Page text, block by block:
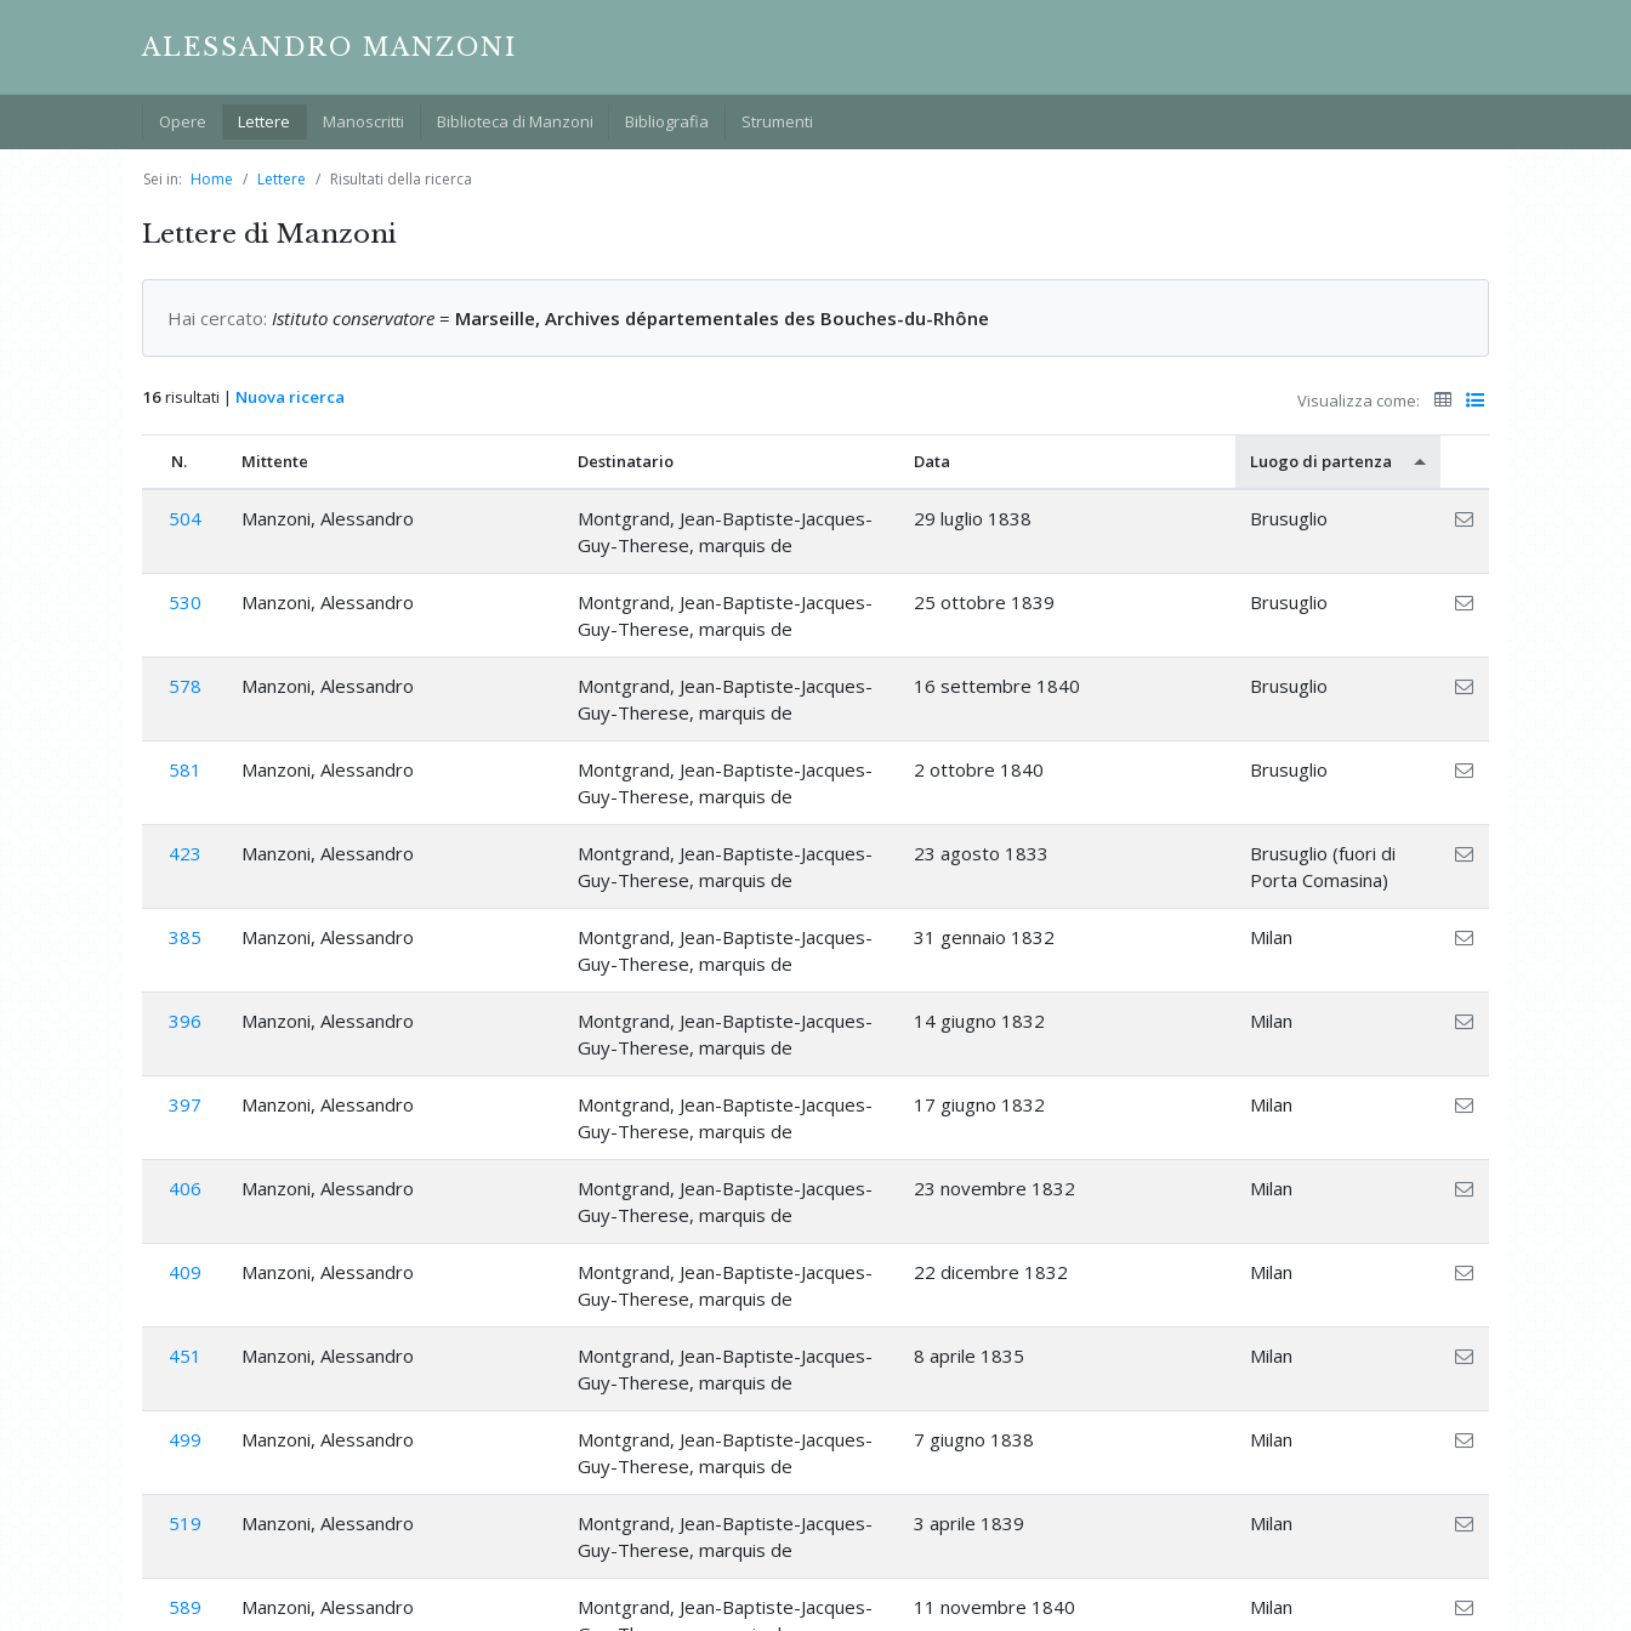
ALESSANDRO MANZONI
Opere Lettere Manoscritti Biblioteca di Manzoni Bibliografia Strumenti
Sei in: Home Lettere Risultati della ricerca
Lettere di Manzoni
Hai cercato: Istituto conservatore = Marseille, Archives départementales des Bouches-du-Rhône
16risultati | Nuova ricerca Visualizza come:
N. Mittente Destinatario Data Luogo di partenza
504 Manzoni, Alessandro
Montgrand, Jean-Baptiste-Jacques-
Guy-Therese, marquis de
29 luglio 1838 Brusuglio
530 Manzoni, Alessandro
Montgrand, Jean-Baptiste-Jacques-
Guy-Therese, marquis de
25 ottobre 1839 Brusuglio
578 Manzoni, Alessandro
Montgrand, Jean-Baptiste-Jacques-
Guy-Therese, marquis de
16 settembre 1840 Brusuglio
581 Manzoni, Alessandro
Montgrand, Jean-Baptiste-Jacques-
Guy-Therese, marquis de
2 ottobre 1840 Brusuglio
423 Manzoni, Alessandro
Montgrand, Jean-Baptiste-Jacques-
Guy-Therese, marquis de
23 agosto 1833
Brusuglio (fuori di
Porta Comasina)
385 Manzoni, Alessandro
Montgrand, Jean-Baptiste-Jacques-
Guy-Therese, marquis de
31 gennaio 1832 Milan
396 Manzoni, Alessandro
Montgrand, Jean-Baptiste-Jacques-
Guy-Therese, marquis de
14 giugno 1832 Milan
397 Manzoni, Alessandro
Montgrand, Jean-Baptiste-Jacques-
Guy-Therese, marquis de
17 giugno 1832 Milan
406 Manzoni, Alessandro
Montgrand, Jean-Baptiste-Jacques-
Guy-Therese, marquis de
23 novembre 1832 Milan
409 Manzoni, Alessandro
Montgrand, Jean-Baptiste-Jacques-
Guy-Therese, marquis de
22 dicembre 1832 Milan
451 Manzoni, Alessandro
Montgrand, Jean-Baptiste-Jacques-
Guy-Therese, marquis de
8 aprile 1835 Milan
499 Manzoni, Alessandro
Montgrand, Jean-Baptiste-Jacques-
Guy-Therese, marquis de
7 giugno 1838 Milan
519 Manzoni, Alessandro
Montgrand, Jean-Baptiste-Jacques-
Guy-Therese, marquis de
3 aprile 1839 Milan
589 Manzoni, Alessandro
Montgrand, Jean-Baptiste-Jacques-
11 novembre 1840 Milan